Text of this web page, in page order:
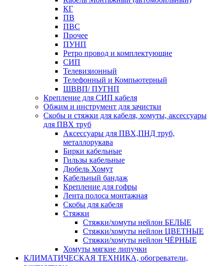
КГ
ПВ
ПВС
Прочее
ПУНП
Ретро провод и комплектующие
СИП
Телевизионный
Телефонный и Компьютерный
ШВВП/ ПУГНП
Крепление для СИП кабеля
Обжим и инструмент для зачистки
Скобы и стяжки для кабеля, хомуты, аксессуары
для ПВХ труб
Аксессуары для ПВХ,ПНД труб,
металлорукава
Бирки кабельные
Гильзы кабельные
Дюбель Хомут
Кабельный бандаж
Крепление для гофры
Лента полоса монтажная
Скобы для кабеля
Стяжки
Стяжки/хомуты нейлон БЕЛЫЕ
Стяжки/хомуты нейлон ЦВЕТНЫЕ
Стяжки/хомуты нейлон ЧЁРНЫЕ
Хомуты мягкие липучки
КЛИМАТИЧЕСКАЯ ТЕХНИКА, обогреватели,